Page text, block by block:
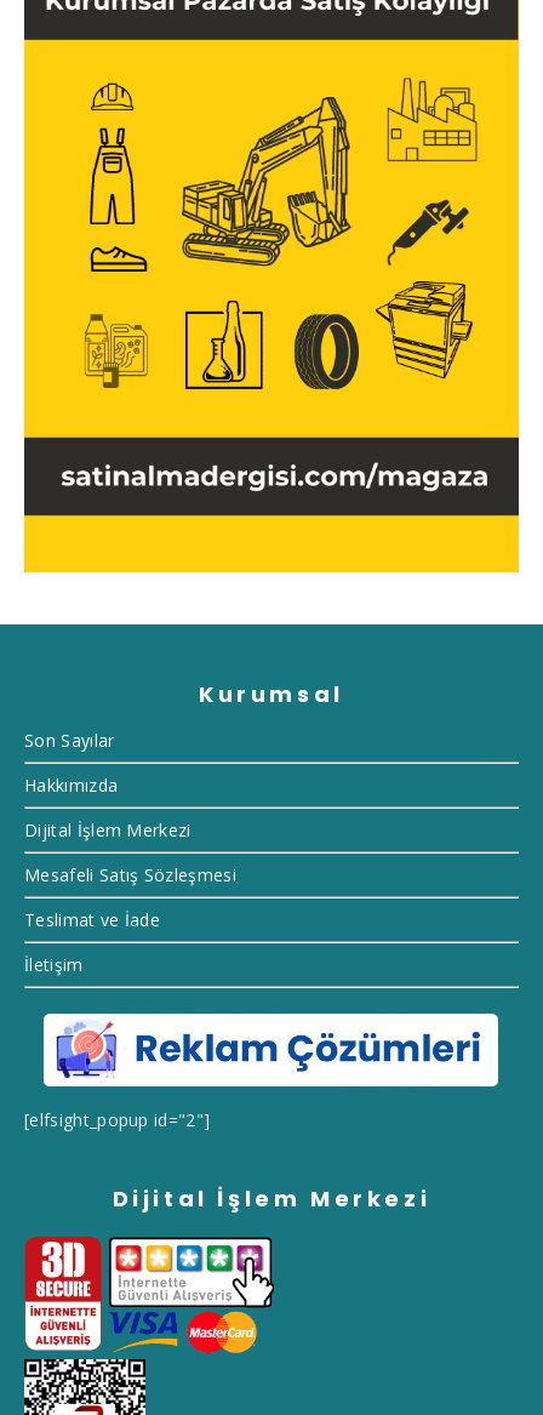
Kurumsal
Son Sayılar
Hakkımızda
Dijital İşlem Merkezi
Mesafeli Satış Sözleşmesi
Teslimat ve İade
İletişim
[elfsight_popup id="2"]
Dijital İşlem Merkezi